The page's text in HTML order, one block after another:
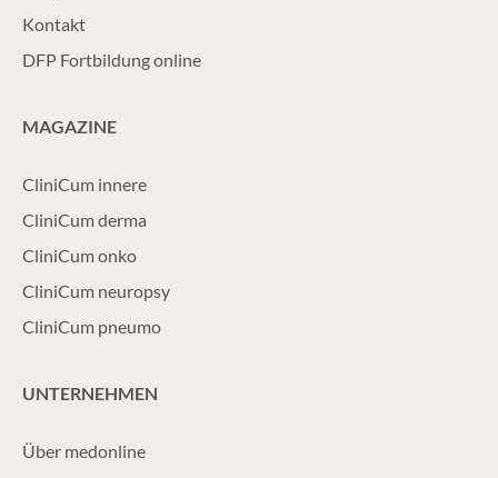
Kontakt
DFP Fortbildung online
MAGAZINE
CliniCum innere
CliniCum derma
CliniCum onko
CliniCum neuropsy
CliniCum pneumo
UNTERNEHMEN
Über medonline